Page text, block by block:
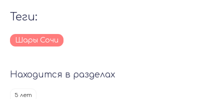
теги:
Шары Сочи
Находится в разделах
5 лет